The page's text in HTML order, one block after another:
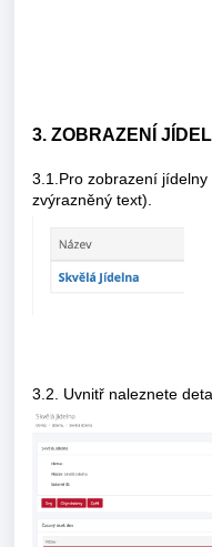
3. ZOBRAZENÍ
3.1.Pro zobrazení
zvýrazněný text).
3.2. Uvnitř naleznete